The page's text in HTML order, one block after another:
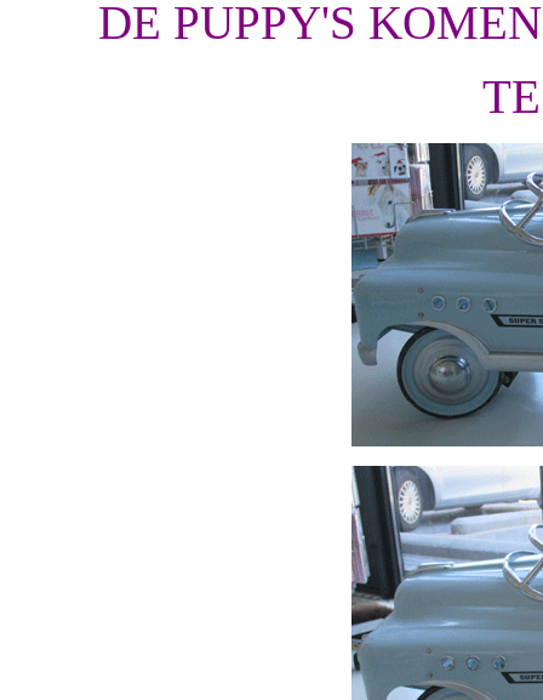
DE PUPPY'S